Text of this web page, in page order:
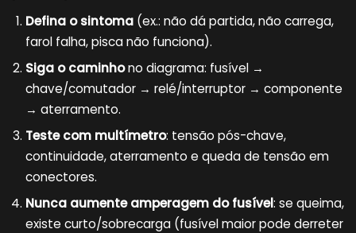
Defina o sintoma (ex.: não dá partida, não carrega,
farol falha, pisca não funciona).
Siga o caminhono diagrama: fusível →
chave/comutador → relé/interruptor → componente
→ aterramento.
Teste com multímetro: tensão pós-chave,
continuidade, aterramento e queda de tensão em
conectores.
Nunca aumente amperagem do fusível: se queima,
existe curto/sobrecarga (fusível maior pode derreter